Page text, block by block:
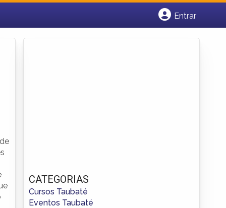
Entrar
CATEGORIAS
Cursos Taubaté
Eventos Taubaté